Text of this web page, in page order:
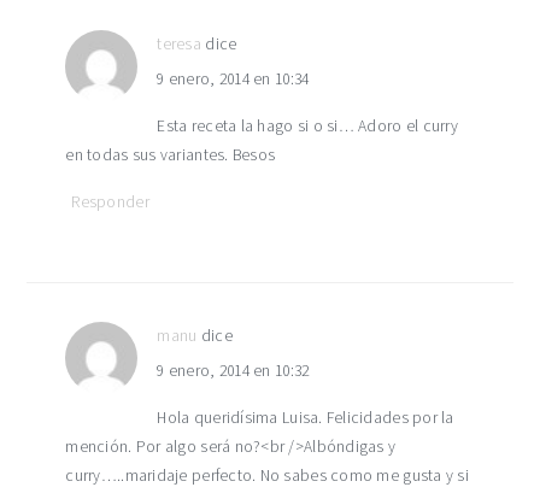
teresa dice
9 enero, 2014 en 10:34
Esta receta la hago si o si… Adoro el curry
en todas sus variantes. Besos
Responder
manu dice
9 enero, 2014 en 10:32
Hola queridísima Luisa. Felicidades por la
mención. Por algo será no?<br />Albóndigas y
curry…..maridaje perfecto. No sabes como me gusta y si